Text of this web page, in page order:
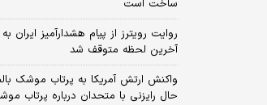
ساخت است
روایت رویترز از پیام هشدارآمیز ایران
آخرین لحظه متوقف شد
واکنش ارتش آمریکا به پرتاب موشک
حال رایزنی با متحدان درباره پرتاب